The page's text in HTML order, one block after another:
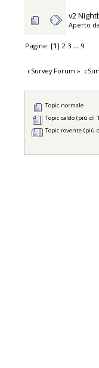
v2
Aperto da
Pagine: [1] 2 3 ... 9
cSurvey Forum »
Topic normale
Topic caldo (più di
Topic rovente (più